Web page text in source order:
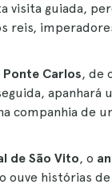
visita guiada,
reis,
Carlos, de
apanhará
companhia de
de São Vito, o
histórias